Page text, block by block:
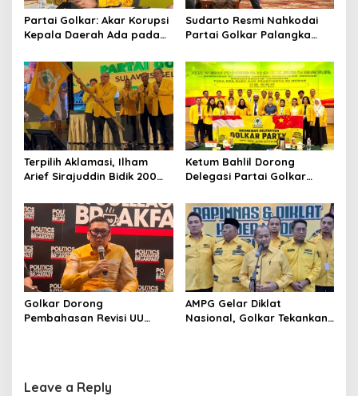
Partai Golkar: Akar Korupsi
Kepala Daerah Ada pada
Pilkada
Sudarto Resmi Nahkodai
Partai Golkar Palangka
Semakin Solid dan
Dipercaya Rakyat
Terpilih Aklamasi, Ilham
Arief Sirajuddin Bidik 200
Pemilu 2029
Ketum Bahlil Dorong
Delegasi Partai Golkar
Ngabalin Belajar Hilirisasi
Hingga Industrialisasi dari
China
Golkar Dorong
Pembahasan Revisi UU
AMPG Gelar Diklat
Nasional, Golkar Tekankan
Leave a Reply